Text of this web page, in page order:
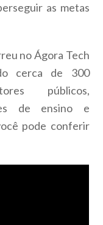
as metas
no Ágora Tech
cerca de 300
públicos,
de ensino e
pode conferir